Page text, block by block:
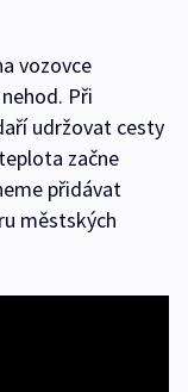
vozovce
Při
udržovat cesty
začne
přidávat
městských